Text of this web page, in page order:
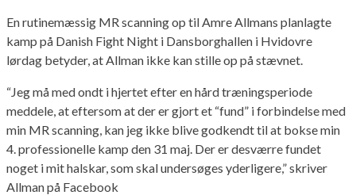
En rutinemæssig MR scanning op til Amre Allmans planlagte
kamp på Danish Fight Night i Dansborghallen i Hvidovre
lørdag betyder, at Allman ikke kan stille op på stævnet.
“Jeg må med ondt i hjertet efter en hård træningsperiode
meddele, at eftersom at der er gjort et “fund” i forbindelse med
min MR scanning, kan jeg ikke blive godkendt til at bokse min
4. professionelle kamp den 31 maj. Der er desværre fundet
noget i mit halskar, som skal undersøges yderligere,” skriver
Allman på Facebook